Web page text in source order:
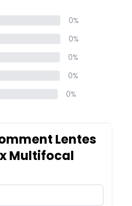
0%
0%
0%
0%
0%
Lentes
Multifocal